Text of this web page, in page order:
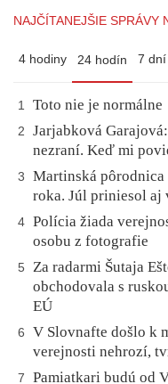
NAJČÍTANEJŠIE SPRÁVY
4 hodiny 24 hodín 7 dní
1 Toto nie je normálne
2
Jarjabková
nezraní. Keď mi
3
Martinská pôrodnica
roka. Júl priniesol
4 Polícia žiada
osobu z fotografie
5
Za radarmi Šutaja
obchodovala s
EÚ
6
V Slovnafte došlo k
verejnosti nehrozí,
7
Pamiatkari budú od